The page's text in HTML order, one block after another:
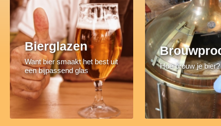
Bierglazen
Want bier smaakt het best uit
een bijpassend glas
Hoe brouw je bier?